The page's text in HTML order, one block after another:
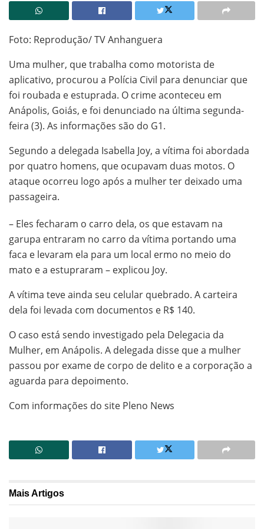
Foto: Reprodução/ TV Anhanguera
Uma mulher, que trabalha como motorista de
aplicativo, procurou a Polícia Civil para denunciar que
foi roubada e estuprada. O crime aconteceu em
Anápolis, Goiás, e foi denunciado na última segunda-
feira (3). As informações são do G1.
Segundo a delegada Isabella Joy, a vítima foi abordada
por quatro homens, que ocupavam duas motos. O
ataque ocorreu logo após a mulher ter deixado uma
passageira.
– Eles fecharam o carro dela, os que estavam na
garupa entraram no carro da vítima portando uma
faca e levaram ela para um local ermo no meio do
mato e a estupraram – explicou Joy.
A vítima teve ainda seu celular quebrado. A carteira
dela foi levada com documentos e R$ 140.
O caso está sendo investigado pela Delegacia da
Mulher, em Anápolis. A delegada disse que a mulher
passou por exame de corpo de delito e a corporação a
aguarda para depoimento.
Com informações do site Pleno News
MaisArtigos